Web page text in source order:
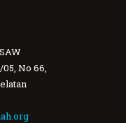
No 66,